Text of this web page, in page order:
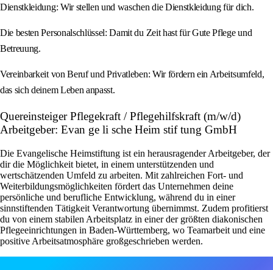
Dienstkleidung: Wir stellen und waschen die Dienstkleidung für dich.
Die besten Personalschlüssel: Damit du Zeit hast für Gute Pflege und
Betreuung.
Vereinbarkeit von Beruf und Privatleben: Wir fördern ein Arbeitsumfeld,
das sich deinem Leben anpasst.
Quereinsteiger Pflegekraft / Pflegehilfskraft (m/w/d)
Arbeitgeber: Evan ge li sche Heim stif tung GmbH
Die Evangelische Heimstiftung ist ein herausragender Arbeitgeber, der
dir die Möglichkeit bietet, in einem unterstützenden und
wertschätzenden Umfeld zu arbeiten. Mit zahlreichen Fort- und
Weiterbildungsmöglichkeiten fördert das Unternehmen deine
persönliche und berufliche Entwicklung, während du in einer
sinnstiftenden Tätigkeit Verantwortung übernimmst. Zudem profitierst
du von einem stabilen Arbeitsplatz in einer der größten diakonischen
Pflegeeinrichtungen in Baden-Württemberg, wo Teamarbeit und eine
positive Arbeitsatmosphäre großgeschrieben werden.